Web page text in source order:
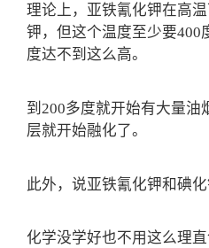
理论上，亚铁氰化钾在高
钾，但这个温度至少要400
度达不到这么高。
到200多度就开始有大量油
层就开始融化了。
此外，说亚铁氰化钾和碘
化学没学好也不用这么理直